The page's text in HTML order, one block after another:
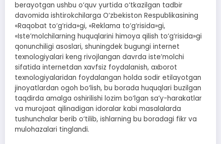
berayotgan ushbu o‘quv yurtida o‘tkazilgan tadbir
davomida ishtirokchilarga O‘zbekiston Respublikasining
«Raqobat to‘g‘rida»gi, «Reklama to‘g‘risida»gi,
«Iste’molchilarning huquqlarini himoya qilish to‘g‘risida»gi
qonunchiligi asoslari, shuningdek bugungi internet
texnologiyalari keng rivojlangan davrda iste’molchi
sifatida internetdan xavfsiz foydalanish, axborot
texnologiyalaridan foydalangan holda sodir etilayotgan
jinoyatlardan ogoh bo‘lish, bu borada huquqlari buzilgan
taqdirda amalga oshirilishi lozim bo‘lgan sa’y-harakatlar
va murojaat qilinadigan idoralar kabi masalalarda
tushunchalar berib o‘tilib, ishlarning bu boradagi fikr va
mulohazalari tinglandi.